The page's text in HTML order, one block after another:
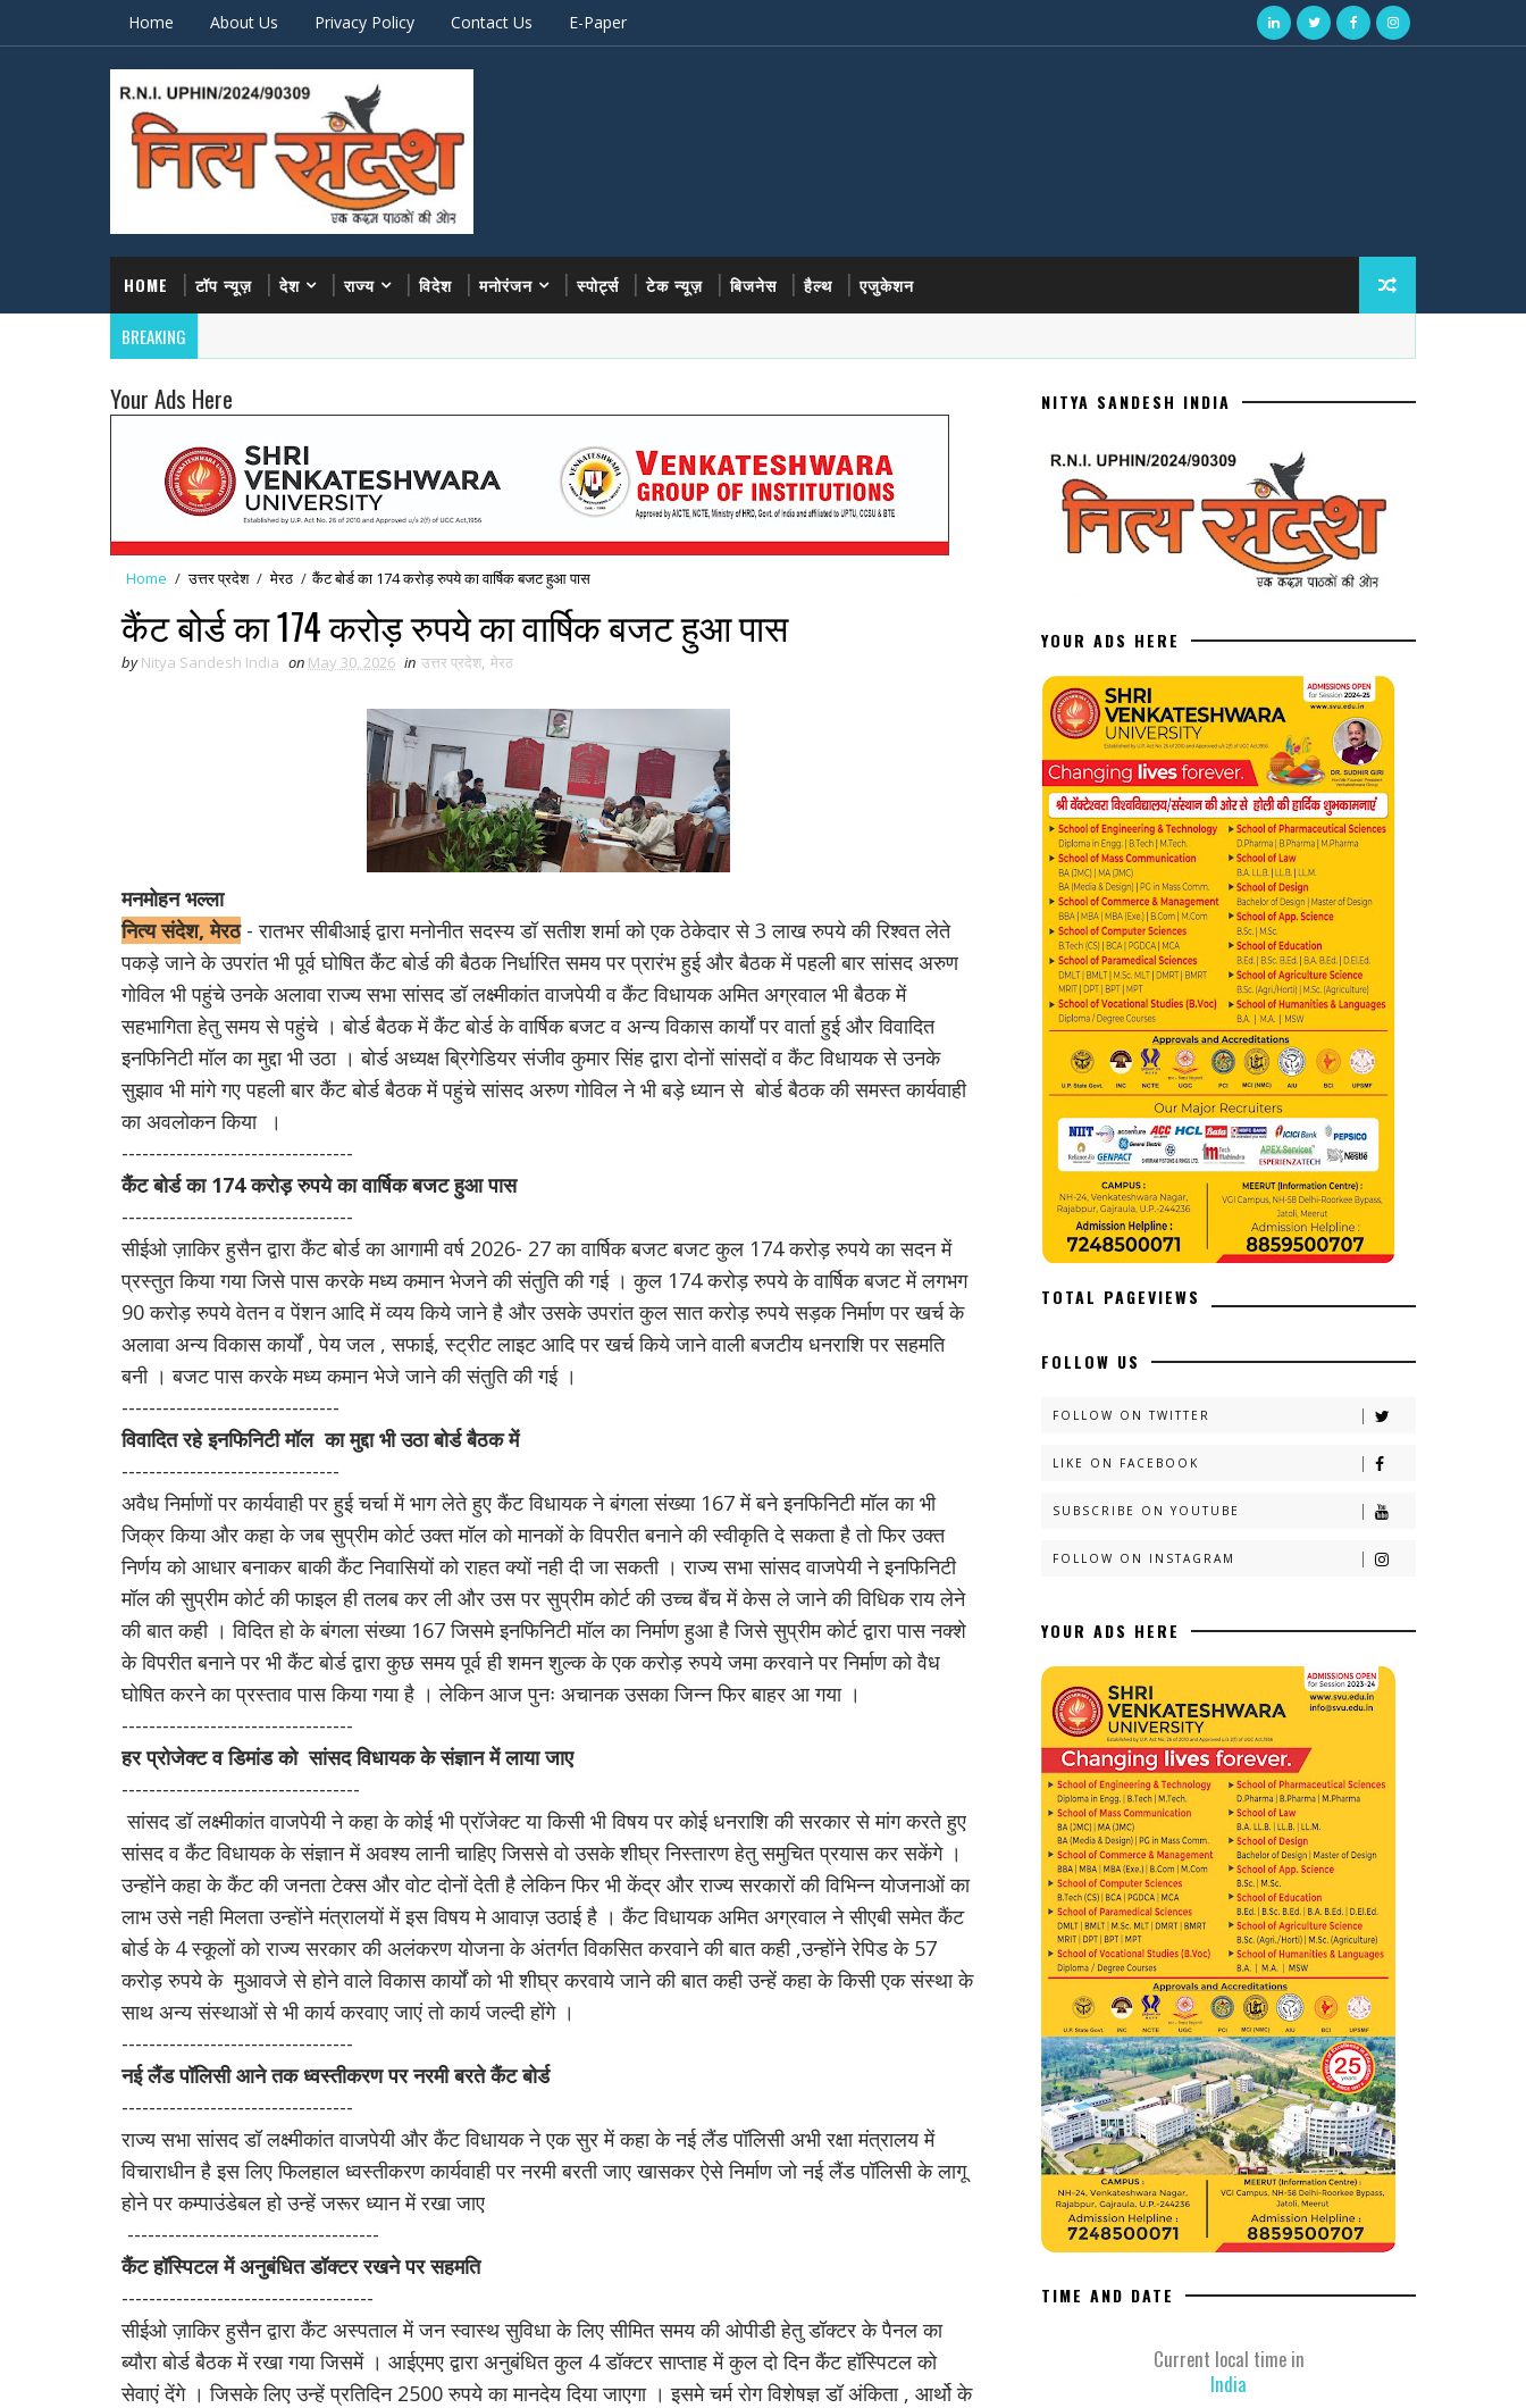
Home About Us Privacy Policy Contact Us E-Paper
HOME टॉप न्यूज़ देश राज्य विदेश मनोरंजन स्पोर्ट्स टेक न्यूज़ बिजनेस हैल्थ एजुकेशन
BREAKING
Your Ads Here
Home / उत्तर प्रदेश / मेरठ / कैंट बोर्ड का 174 करोड़ रुपये का वार्षिक बजट हुआ पास
कैंट बोर्ड का 174 करोड़ रुपये का वार्षिक बजट हुआ पास
by Nitya Sandesh India on May 30, 2026 in उत्तर प्रदेश, मेरठ
मनमोहन भल्ला
नित्य संदेश, मेरठ - रातभर सीबीआई द्वारा मनोनीत सदस्य डॉ सतीश शर्मा को एक ठेकेदार से 3 लाख रुपये की रिश्वत लेते
पकड़े जाने के उपरांत भी पूर्व घोषित कैंट बोर्ड की बैठक निर्धारित समय पर प्रारंभ हुई और बैठक में पहली बार सांसद अरुण
गोविल भी पहुंचे उनके अलावा राज्य सभा सांसद डॉ लक्ष्मीकांत वाजपेयी व कैंट विधायक अमित अग्रवाल भी बैठक में
सहभागिता हेतु समय से पहुंचे । बोर्ड बैठक में कैंट बोर्ड के वार्षिक बजट व अन्य विकास कार्यों पर वार्ता हुई और विवादित
इनफिनिटी मॉल का मुद्दा भी उठा । बोर्ड अध्यक्ष ब्रिगेडियर संजीव कुमार सिंह द्वारा दोनों सांसदों व कैंट विधायक से उनके
सुझाव भी मांगे गए पहली बार कैंट बोर्ड बैठक में पहुंचे सांसद अरुण गोविल ने भी बड़े ध्यान से बोर्ड बैठक की समस्त कार्यवाही
का अवलोकन किया ।
----------------------------------
कैंट बोर्ड का 174 करोड़ रुपये का वार्षिक बजट हुआ पास
----------------------------------
सीईओ ज़ाकिर हुसैन द्वारा कैंट बोर्ड का आगामी वर्ष 2026- 27 का वार्षिक बजट बजट कुल 174 करोड़ रुपये का सदन में
प्रस्तुत किया गया जिसे पास करके मध्य कमान भेजने की संतुति की गई । कुल 174 करोड़ रुपये के वार्षिक बजट में लगभग
90 करोड़ रुपये वेतन व पेंशन आदि में व्यय किये जाने है और उसके उपरांत कुल सात करोड़ रुपये सड़क निर्माण पर खर्च के
अलावा अन्य विकास कार्यों , पेय जल , सफाई, स्ट्रीट लाइट आदि पर खर्च किये जाने वाली बजटीय धनराशि पर सहमति
बनी । बजट पास करके मध्य कमान भेजे जाने की संतुति की गई ।
--------------------------------
विवादित रहे इनफिनिटी मॉल का मुद्दा भी उठा बोर्ड बैठक में
--------------------------------
अवैध निर्माणों पर कार्यवाही पर हुई चर्चा में भाग लेते हुए कैंट विधायक ने बंगला संख्या 167 में बने इनफिनिटी मॉल का भी
जिक्र किया और कहा के जब सुप्रीम कोर्ट उक्त मॉल को मानकों के विपरीत बनाने की स्वीकृति दे सकता है तो फिर उक्त
निर्णय को आधार बनाकर बाकी कैंट निवासियों को राहत क्यों नही दी जा सकती । राज्य सभा सांसद वाजपेयी ने इनफिनिटी
मॉल की सुप्रीम कोर्ट की फाइल ही तलब कर ली और उस पर सुप्रीम कोर्ट की उच्च बैंच में केस ले जाने की विधिक राय लेने
की बात कही । विदित हो के बंगला संख्या 167 जिसमे इनफिनिटी मॉल का निर्माण हुआ है जिसे सुप्रीम कोर्ट द्वारा पास नक्शे
के विपरीत बनाने पर भी कैंट बोर्ड द्वारा कुछ समय पूर्व ही शमन शुल्क के एक करोड़ रुपये जमा करवाने पर निर्माण को वैध
घोषित करने का प्रस्ताव पास किया गया है । लेकिन आज पुनः अचानक उसका जिन्न फिर बाहर आ गया ।
----------------------------------
हर प्रोजेक्ट व डिमांड को सांसद विधायक के संज्ञान में लाया जाए
-----------------------------------
सांसद डॉ लक्ष्मीकांत वाजपेयी ने कहा के कोई भी प्रॉजेक्ट या किसी भी विषय पर कोई धनराशि की सरकार से मांग करते हुए
सांसद व कैंट विधायक के संज्ञान में अवश्य लानी चाहिए जिससे वो उसके शीघ्र निस्तारण हेतु समुचित प्रयास कर सकेंगे ।
उन्होंने कहा के कैंट की जनता टेक्स और वोट दोनों देती है लेकिन फिर भी केंद्र और राज्य सरकारों की विभिन्न योजनाओं का
लाभ उसे नही मिलता उन्होंने मंत्रालयों में इस विषय मे आवाज़ उठाई है । कैंट विधायक अमित अग्रवाल ने सीएबी समेत कैंट
बोर्ड के 4 स्कूलों को राज्य सरकार की अलंकरण योजना के अंतर्गत विकसित करवाने की बात कही ,उन्होंने रेपिड के 57
करोड़ रुपये के मुआवजे से होने वाले विकास कार्यों को भी शीघ्र करवाये जाने की बात कही उन्हें कहा के किसी एक संस्था के
साथ अन्य संस्थाओं से भी कार्य करवाए जाएं तो कार्य जल्दी होंगे ।
----------------------------------
नई लैंड पॉलिसी आने तक ध्वस्तीकरण पर नरमी बरते कैंट बोर्ड
----------------------------------
राज्य सभा सांसद डॉ लक्ष्मीकांत वाजपेयी और कैंट विधायक ने एक सुर में कहा के नई लैंड पॉलिसी अभी रक्षा मंत्रालय में
विचाराधीन है इस लिए फिलहाल ध्वस्तीकरण कार्यवाही पर नरमी बरती जाए खासकर ऐसे निर्माण जो नई लैंड पॉलिसी के लागू
होने पर कम्पाउंडेबल हो उन्हें जरूर ध्यान में रखा जाए
-------------------------------------
कैंट हॉस्पिटल में अनुबंधित डॉक्टर रखने पर सहमति
-------------------------------------
सीईओ ज़ाकिर हुसैन द्वारा कैंट अस्पताल में जन स्वास्थ सुविधा के लिए सीमित समय की ओपीडी हेतु डॉक्टर के पैनल का
ब्यौरा बोर्ड बैठक में रखा गया जिसमें । आईएमए द्वारा अनुबंधित कुल 4 डॉक्टर साप्ताह में कुल दो दिन कैंट हॉस्पिटल को
सेवाएं देंगे । जिसके लिए उन्हें प्रतिदिन 2500 रुपये का मानदेय दिया जाएगा । इसमे चर्म रोग विशेषज्ञ डॉ अंकिता , आर्थो के
NITYA SANDESH INDIA
YOUR ADS HERE
TOTAL PAGEVIEWS
FOLLOW US
FOLLOW ON TWITTER
LIKE ON FACEBOOK
SUBSCRIBE ON YOUTUBE
FOLLOW ON INSTAGRAM
YOUR ADS HERE
TIME AND DATE
Current local time in
India